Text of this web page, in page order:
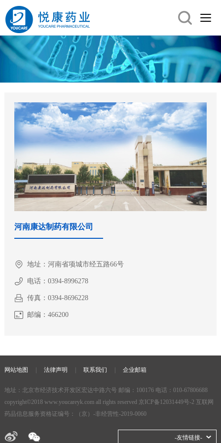
河南康达制药有限公司
地址： 河南省项城市经五路66号
电话： 0394-8996278
传真： 0394-8696228
邮编： 466200
网站地图 | 法律声明 | 联系我们 | 企业邮箱
地址：北京市经济技术开发区宏达中路六号 邮编：100176 电话：010-67806688
copyright©2018 www.youcareyk.comall rights reserved 京ICP备12031449号-2 互联网
药品信息服务资格证编号：（京）-非经营性-2019-0060
-友情链接-